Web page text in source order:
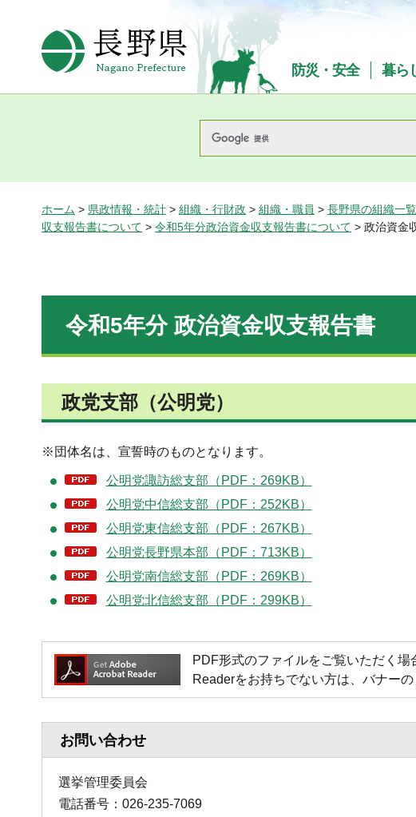
長野県Nagano Prefecture
防災・安全 暮ら
ホーム > 県政情報・統計 > 組織・行財政 > 組織・職員 > 長野県の組織一覧
収支報告書について > 令和5年分政治資金収支報告書について > 政治資金
令和5年分 政治資金収支報告書
政党支部（公明党）
※団体名は、宣誓時のものとなります。
公明党諏訪総支部（PDF：269KB）
公明党中信総支部（PDF：252KB）
公明党東信総支部（PDF：267KB）
公明党長野県本部（PDF：713KB）
公明党南信総支部（PDF：269KB）
公明党北信総支部（PDF：299KB）
PDF形式のファイルをご覧いただく
Readerをお持ちでない方は、バナー
お問い合わせ
選挙管理委員会
電話番号：026-235-7069